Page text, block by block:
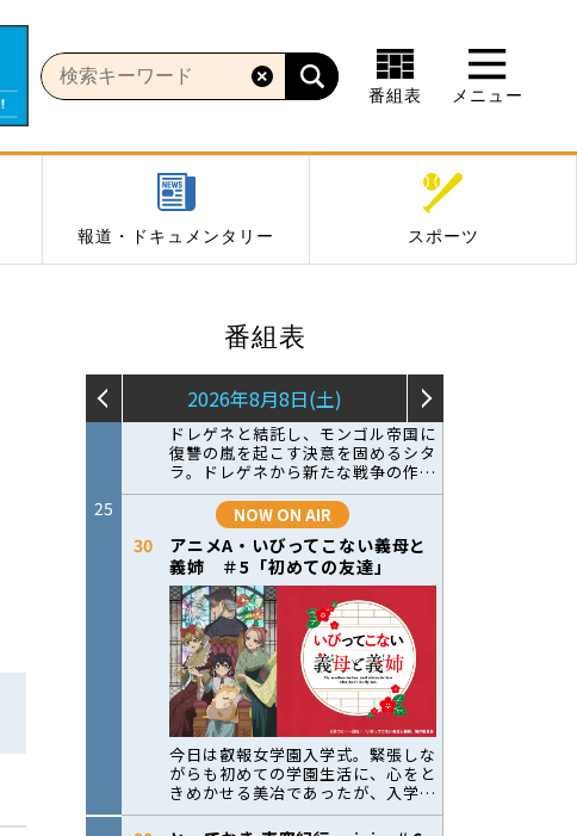
番組表 メニュー
報道・ドキュメンタリー スポーツ
番組表